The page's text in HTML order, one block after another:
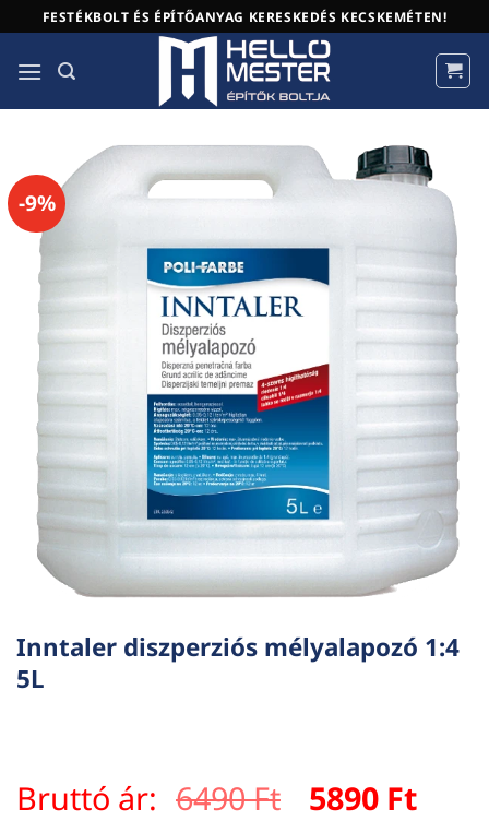
to
content
FESTÉKBOLT ÉS ÉPÍTŐANYAG KERESKEDÉS KECSKEMÉTEN!
-9%
Inntaler diszperziós mélyalapozó 1:4
5L
Bruttó ár: 6490Ft Original
5890 Ft